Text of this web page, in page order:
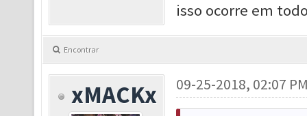
isso ocorre em
Encontrar
xMACKx 09-25-2018, 02:07